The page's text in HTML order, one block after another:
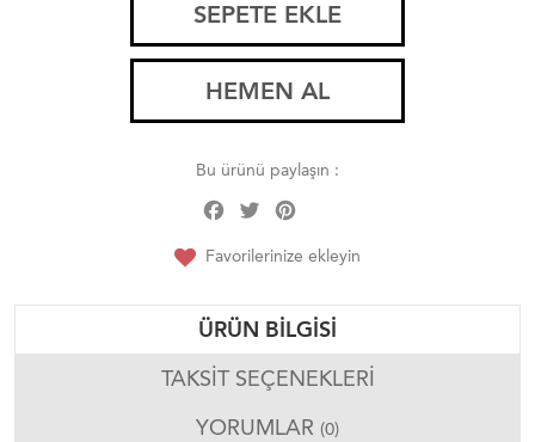
SEPETE EKLE
HEMEN AL
Bu ürünü paylaşın :
Facebook
Twitter
Favorilerinize ekleyin
ÜRÜN BILGISI
TAKSIT SEÇENEKLERI
YORUMLAR (0)